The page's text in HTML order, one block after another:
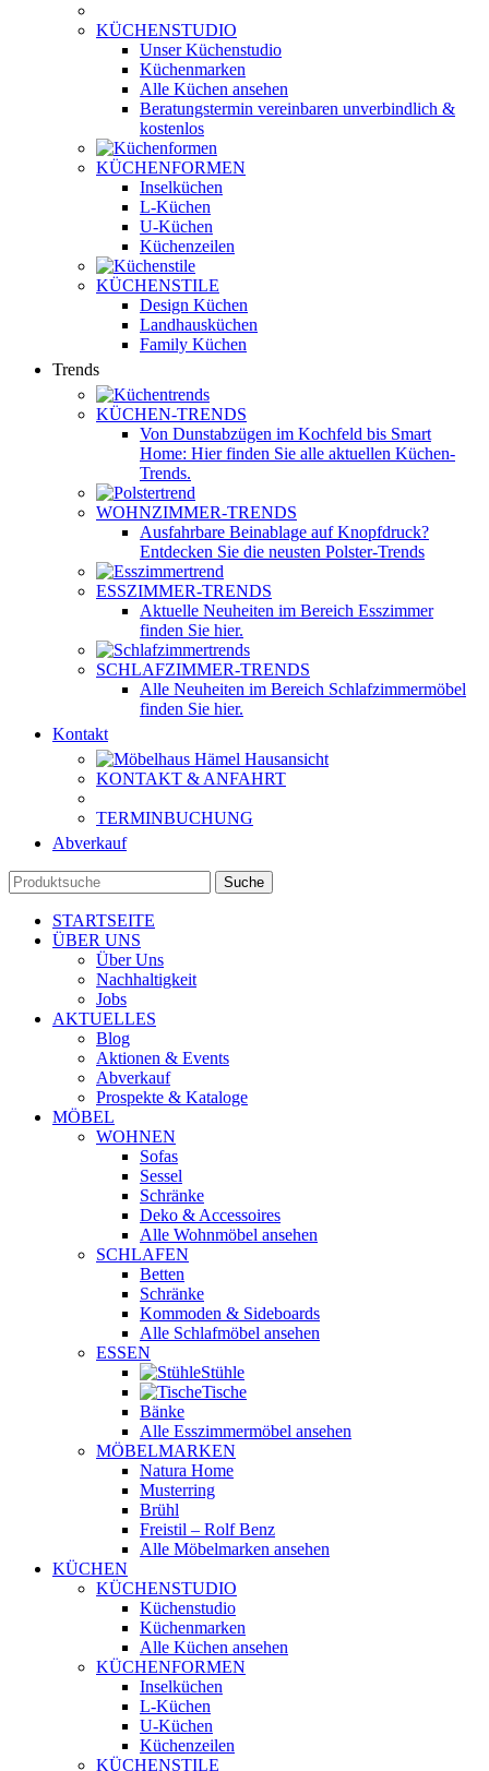
KÜCHENSTUDIO
Unser Küchenstudio
Küchenmarken
Alle Küchen ansehen
Beratungstermin vereinbaren unverbindlich &
kostenlos
KÜCHENFORMEN
Inselküchen
L-Küchen
U-Küchen
Küchenzeilen
KÜCHENSTILE
Design Küchen
Landhausküchen
Family Küchen
Trends
KÜCHEN-TRENDS
Von Dunstabzügen im Kochfeld bis Smart
Home: Hier finden Sie alle aktuellen Küchen-
Trends.
WOHNZIMMER-TRENDS
Ausfahrbare Beinablage auf Knopfdruck?
Entdecken Sie die neusten Polster-Trends
ESSZIMMER-TRENDS
Aktuelle Neuheiten im Bereich Esszimmer
finden Sie hier.
SCHLAFZIMMER-TRENDS
Alle Neuheiten im Bereich Schlafzimmermöbel
finden Sie hier.
Kontakt
KONTAKT & ANFAHRT
TERMINBUCHUNG
Abverkauf
Suche
STARTSEITE
ÜBER UNS
Über Uns
Nachhaltigkeit
Jobs
AKTUELLES
Blog
Aktionen & Events
Abverkauf
Prospekte & Kataloge
MÖBEL
WOHNEN
Sofas
Sessel
Schränke
Deko & Accessoires
Alle Wohnmöbel ansehen
SCHLAFEN
Betten
Schränke
Kommoden & Sideboards
Alle Schlafmöbel ansehen
ESSEN
Stühle
Tische
Bänke
Alle Esszimmermöbel ansehen
MÖBELMARKEN
Natura Home
Musterring
Brühl
Freistil – Rolf Benz
Alle Möbelmarken ansehen
KÜCHEN
KÜCHENSTUDIO
Küchenstudio
Küchenmarken
Alle Küchen ansehen
KÜCHENFORMEN
Inselküchen
L-Küchen
U-Küchen
Küchenzeilen
KÜCHENSTILE